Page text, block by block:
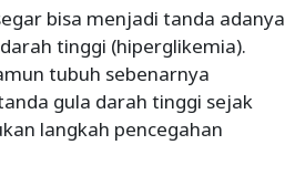
bisa menjadi tanda adanya
tinggi (hiperglikemia).
tubuh sebenarnya
gula darah tinggi sejak
langkah pencegahan